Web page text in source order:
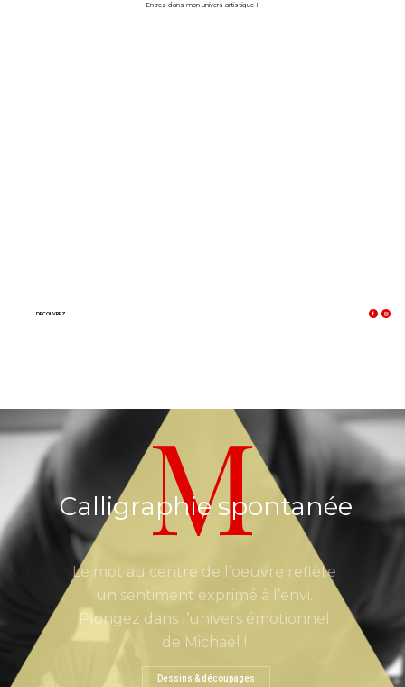
DECOUVREZ
Entrez dans mon univers artistique I
M
Dessins & découpages
Calligraphie spontanée
Le mot au centre de l’oeuvre reflète
un sentiment exprimé à l’envi.
Plongez dans l’univers émotionnel
de Michaël !